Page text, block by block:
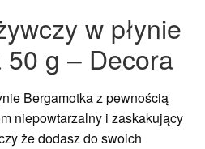
w płynie
g – Decora
Bergamotka z pewnością
niepowtarzalny i zaskakujący
że dodasz do swoich